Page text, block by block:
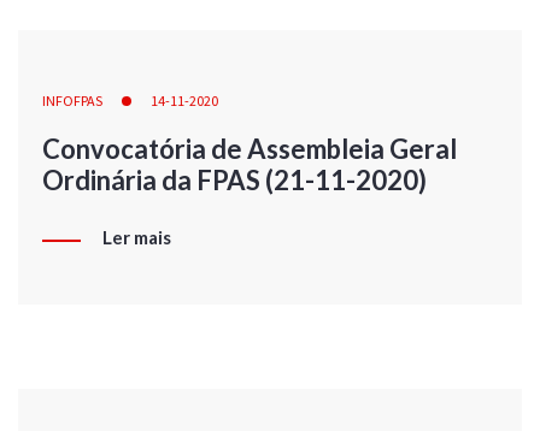
INFOFPAS 14-11-2020
Convocatória de Assembleia Geral
Ordinária da FPAS (21-11-2020)
Ler mais